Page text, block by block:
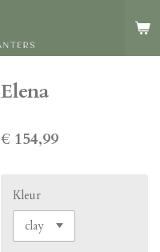
Elena
€ 154,99
Kleur